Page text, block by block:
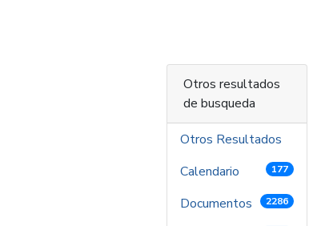
Otros resultados
de busqueda
Otros Resultados
Calendario
177
Documentos 2286